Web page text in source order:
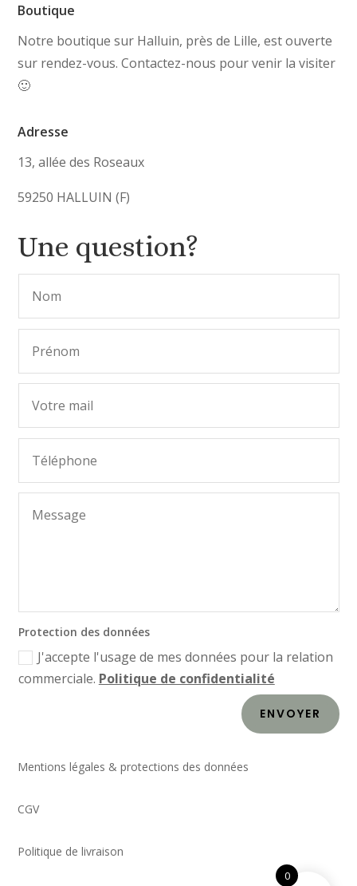
Boutique
Notre boutique sur Halluin, près de Lille, est ouverte
sur rendez-vous. Contactez-nous pour venir la visiter
🙂
Adresse
13, allée des Roseaux
59250 HALLUIN (F)
Une question?
Protection des données
J'accepte l'usage de mes données pour la relation
commerciale. Politique de confidentialité
ENVOYER
Mentions légales & protections des données
CGV
Politique de livraison
0